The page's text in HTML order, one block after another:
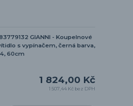
GIANNI - Koupelnové
s vypínačem, černá barva,
60cm
1 824,00 Kč
1 507,44 Kč bez DPH